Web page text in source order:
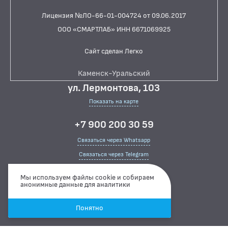
Иммуносупрессоры
Местные анестетики
Нейролептики (антипсихотические препараты)
Нестероидные противовоспалительные препараты
Противогрибковые препараты
Противомикробные (противопротозойные)
Противоопухолевые препараты
Сердечные гликозиды
ПЦР-ДИАГНОСТИКА ИНФЕКЦИЙ
ЦИТОЛОГИЧЕСКИЕ ИССЛЕДОВАНИЯ
Лицензия №ЛО-66-01-004724 от 09.06.2017
ООО «СМАРТЛАБ» ИНН 6671069925
Сайт сделан Легко
Каменск-Уральский
ул. Лермонтова, 103
Показать на карте
+7 900 200 30 59
Связаться через Whatsapp
Связаться через Telegram
Режим работы
ПН-ПТ
07:00 ··· 15:00
СБ
08:00 ··· 15:00
ВС
Мы используем файлы cookie и собираем
анонимные данные для аналитики
Понятно